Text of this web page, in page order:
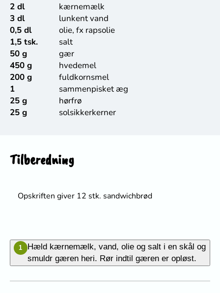
2 dl
kærnemælk
3 dl
lunkent vand
0,5 dl
olie, fx rapsolie
1,5 tsk.
salt
50 g
gær
450 g
hvedemel
200 g
fuldkornsmel
1
sammenpisket æg
25 g
hørfrø
25 g
solsikkerkerner
Tilberedning
Opskriften giver 12 stk. sandwichbrød
1
Hæld kærnemælk, vand, olie og salt i en skål og
smuldr gæren heri. Rør indtil gæren er opløst.